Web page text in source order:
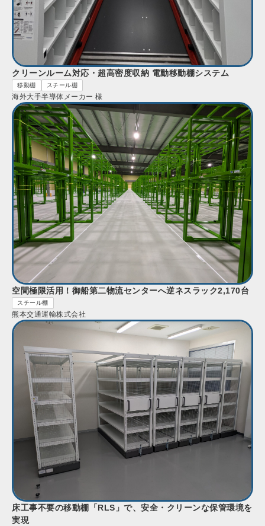
クリーンルーム対応・超高密度収納 電動移動棚システム
移動棚 スチール棚
海外大手半導体メーカー 様
空間極限活用！御船第二物流センターへ逆ネスラック2,170台
スチール棚
熊本交通運輸株式会社
床工事不要の移動棚「RLS」で、安全・クリーンな保管環境を
実現